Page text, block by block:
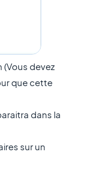
devez
que cette
dans la
sur un